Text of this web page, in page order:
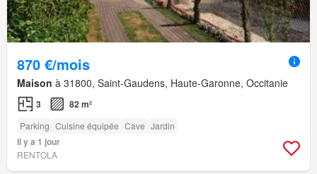
870 €/mois
Maison à 31800, Saint-Gaudens, Haute-Garonne, Occitanie
3 82 m²
Parking Cuisine équipée Cave Jardin
Il y a 1 jour
RENTOLA